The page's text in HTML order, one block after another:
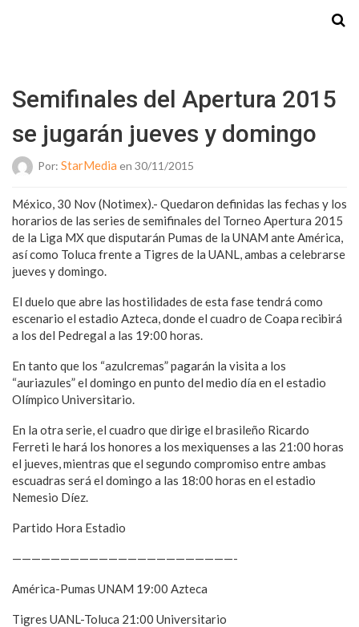
Semifinales del Apertura 2015
se jugarán jueves y domingo
Por: StarMedia en 30/11/2015
México, 30 Nov (Notimex).- Quedaron definidas las fechas y los
horarios de las series de semifinales del Torneo Apertura 2015
de la Liga MX que disputarán Pumas de la UNAM ante América,
así como Toluca frente a Tigres de la UANL, ambas a celebrarse
jueves y domingo.
El duelo que abre las hostilidades de esta fase tendrá como
escenario el estadio Azteca, donde el cuadro de Coapa recibirá
a los del Pedregal a las 19:00 horas.
En tanto que los “azulcremas” pagarán la visita a los
“auriazules” el domingo en punto del medio día en el estadio
Olímpico Universitario.
En la otra serie, el cuadro que dirige el brasileño Ricardo
Ferreti le hará los honores a los mexiquenses a las 21:00 horas
el jueves, mientras que el segundo compromiso entre ambas
escuadras será el domingo a las 18:00 horas en el estadio
Nemesio Díez.
Partido Hora Estadio
———————————————————————-
América-Pumas UNAM 19:00 Azteca
Tigres UANL-Toluca 21:00 Universitario